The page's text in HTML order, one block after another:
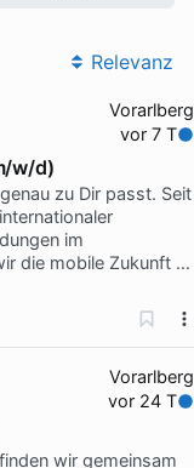
Relevanz
Vorarlberg
vor 7 T
w/d)
zu Dir passt. Seit
im
die mobile Zukunft …
Vorarlberg
vor 24 T
wir gemeinsam